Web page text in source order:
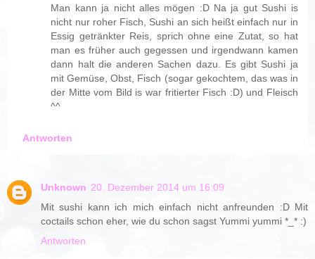
Man kann ja nicht alles mögen :D Na ja gut Sushi is
nicht nur roher Fisch, Sushi an sich heißt einfach nur in
Essig getränkter Reis, sprich ohne eine Zutat, so hat
man es früher auch gegessen und irgendwann kamen
dann halt die anderen Sachen dazu. Es gibt Sushi ja
mit Gemüse, Obst, Fisch (sogar gekochtem, das was in
der Mitte vom Bild is war fritierter Fisch :D) und Fleisch
^^
Antworten
Unknown 20. Dezember 2014 um 16:09
Mit sushi kann ich mich einfach nicht anfreunden :D Mit
coctails schon eher, wie du schon sagst Yummi yummi *_* :)
Antworten